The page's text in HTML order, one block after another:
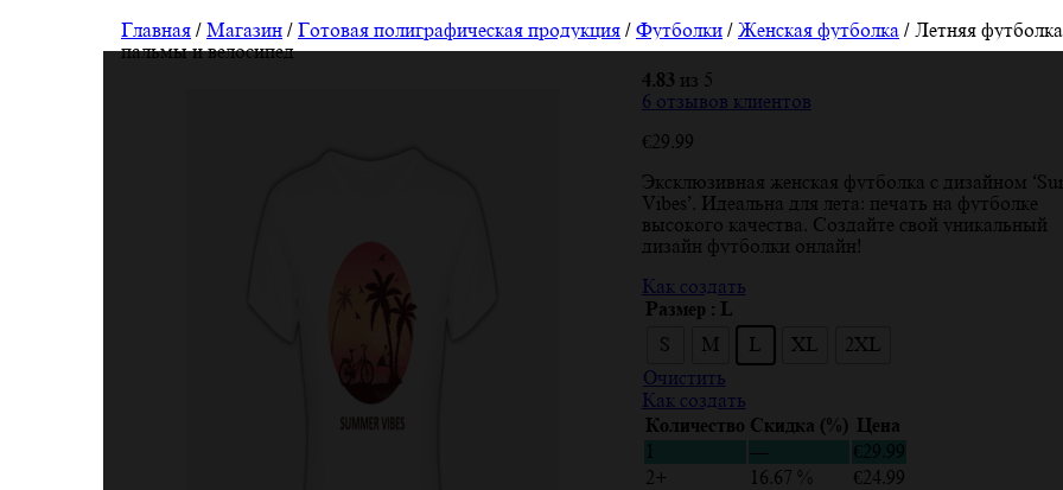
Главная / Магазин / Готовая полиграфическая продукция / Футболки / Женская футболка / Летняя
пальмы и велосипед
4.83 из 5
6 отзывов клиентов
€29.99
Эксклюзивная женская футболка с дизайном
Vibes’. Идеальна для лета: печать на футболке
высокого качества. Создайте свой уникальный
дизайн футболки онлайн!
Как создать
Размер : L
S
M L XL
2XL
Очистить
Как создать
Количество Скидка (%) Цена
1
— € 29.99
2+
16.67 % €24.99